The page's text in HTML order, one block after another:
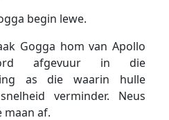
begin lewe.
Gogga hom van Apollo
afgevuur in die
as die waarin hulle
verminder. Neus
maan af.